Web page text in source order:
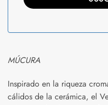
MÚCURA
Inspirado en la riqueza
cálidos de la cerámica, el